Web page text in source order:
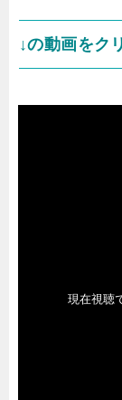
↓の動画をク